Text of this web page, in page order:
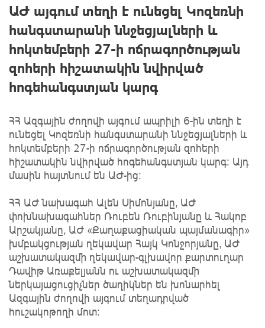
ԱԺ այգում տեղի է ունեցել Կոզեռնի
հանգստարանի ննջեցյալների և
հոկտեմբերի 27-ի ոճրագործության
զոհերի հիշատակին նվիրված
հոգեհանգստյան կարգ
ՀՀ Ազգային ժողովի այգում ապրիլի 6-ին տեղի է
ունեցել Կոզեռնի հանգստարանի ննջեցյալների և
հոկտեմբերի 27-ի ոճրագործության զոհերի
հիշատակին նվիրված հոգեհանգստյան կարգ: Այդ
մասին հայտնում են ԱԺ-ից:
ՀՀ ԱԺ նախագահ Ալեն Սիմոնյանը, ԱԺ
փոխնախագահներ Ռուբեն Ռուբինյանը և Հակոբ
Արշակյանը, ԱԺ «Քաղաքացիական պայմանագիր»
խմբակցության ղեկավար Հայկ Կոնջորյանը, ԱԺ
աշխատակազմի ղեկավար-գլխավոր քարտուղար
Դավիթ Առաքելյանն ու աշխատակազմի
ներկայացուցիչներ ծաղիկներ են խոնարհել
Ազգային ժողովի այգում տեղադրված
հուշակոթողի մոտ: